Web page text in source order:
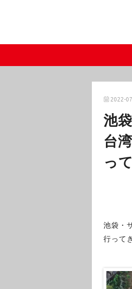
2022-
池
台
っ
池袋・
行って